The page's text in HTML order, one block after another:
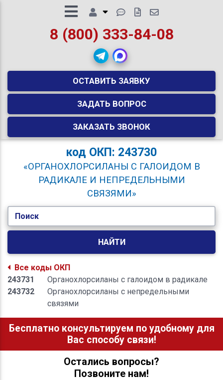
8 (800) 333-84-08
ОСТАВИТЬ ЗАЯВКУ
ЗАДАТЬ ВОПРОС
ЗАКАЗАТЬ ЗВОНОК
код ОКП: 243730
«ОРГАНОХЛОРСИЛАНЫ С ГАЛОИДОМ В
РАДИКАЛЕ И НЕПРЕДЕЛЬНЫМИ
СВЯЗЯМИ»
Поиск
НАЙТИ
Все коды ОКП
243731
Органохлорсиланы с галоидом в радикале
243732
Органохлорсиланы с непредельными
связями
Бесплатно консультируем по удобному для
Вас способу связи!
Остались вопросы?
Позвоните нам!